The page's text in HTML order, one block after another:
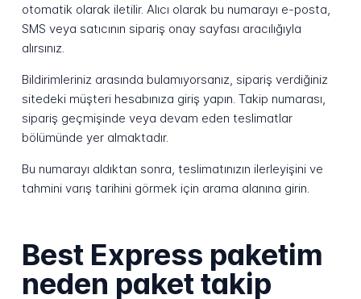
otomatik olarak iletilir. Alıcı olarak bu numarayı e-posta,
SMS veya satıcının sipariş onay sayfası aracılığıyla
alırsınız.
Bildirimleriniz arasında bulamıyorsanız, sipariş verdiğiniz
sitedeki müşteri hesabınıza giriş yapın. Takip numarası,
sipariş geçmişinde veya devam eden teslimatlar
bölümünde yer almaktadır.
Bu numarayı aldıktan sonra, teslimatınızın ilerleyişini ve
tahmini varış tarihini görmek için arama alanına girin.
Best Express paketim
neden paket takip